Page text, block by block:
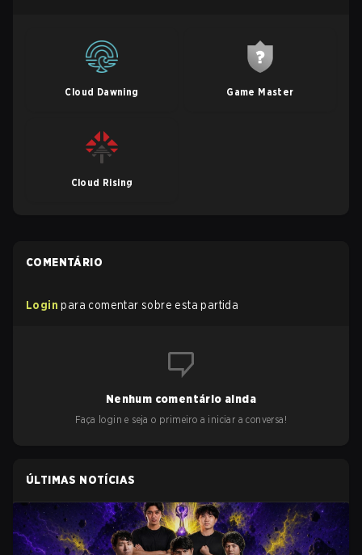
Cloud Dawning Game Master
Cloud Rising
COMENTÁRIO
Login para comentar sobre esta partida
Nenhum comentário ainda
Faça login e seja o primeiro a iniciar a conversa!
ÚLTIMAS NOTÍCIAS